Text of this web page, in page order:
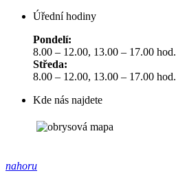
Úřední hodiny
Pondelí:
8.00 – 12.00, 13.00 – 17.00 hod.
Středa:
8.00 – 12.00, 13.00 – 17.00 hod.
Kde nás najdete
nahoru